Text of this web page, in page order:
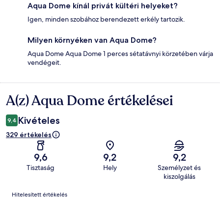
Aqua Dome kínál privát kültéri helyeket?
Igen, minden szobához berendezett erkély tartozik.
Milyen környéken van Aqua Dome?
Aqua Dome Aqua Dome 1 perces sétatávnyi körzetében várja
vendégeit.
Értékelések
A(z) Aqua Dome értékelései
9,4 Kivételes
329 értékelés
9,6
Tisztaság
9,2
Hely
9,2
Személyzet és
kiszolgálás
Értékelések
Hitelesített értékelés